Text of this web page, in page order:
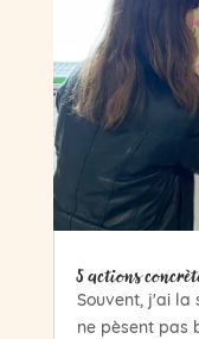
5 actions
Souvent, j'ai la
ne pèsent pas